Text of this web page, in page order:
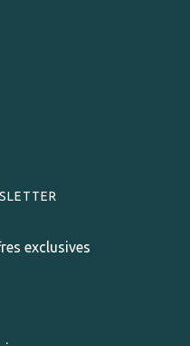
exclusives